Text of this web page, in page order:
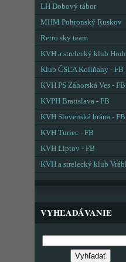
LH Dobový tábor
MHM Pohronský Ruskov
Retro sky team
KVH a strelecký klub
Klub ČSĽA Kolíňany - FB
KVH PS Záhorská Ves - FB
KVPH Bratislava - FB
KVH Slovenská brána - FB
KVH Turiec - FB
KVH Liptov - FB
KVH a strelecký klub
VYHĽADÁVANIE